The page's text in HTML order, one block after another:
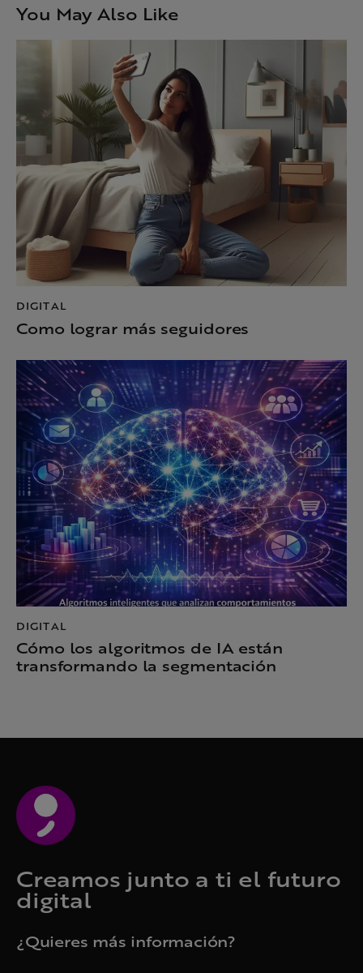
You May Also Like
DIGITAL
Como lograr más seguidores
DIGITAL
Cómo los algoritmos de IA están
transformando la segmentación
Creamos junto a ti el futuro
digital
¿Quieres más información?